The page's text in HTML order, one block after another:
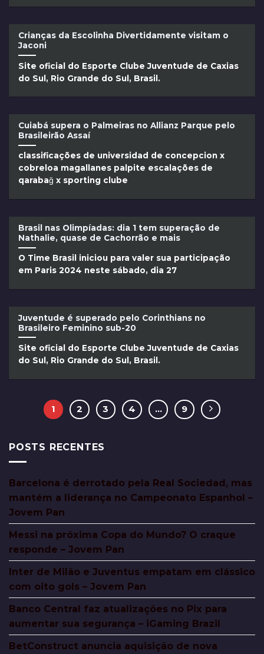
Crianças da Escolinha Divertidamente visitam o
Jaconi
Site oficial do Esporte Clube Juventude de Caxias
do Sul, Rio Grande do Sul, Brasil.
Cuiabá supera o Palmeiras no Allianz Parque pelo
Brasileirão Assaí
classificações de universidad de concepcion x
cobreloa magallanes palpite escalações de
qarabağ x sporting clube
Brasil nas Olimpíadas: dia 1 tem superação de
Nathalie, quase de Cachorrão e mais
O Time Brasil iniciou para valer sua participação
em Paris 2024 neste sábado, dia 27
Juventude é superado pelo Corinthians no
Brasileiro Feminino sub-20
Site oficial do Esporte Clube Juventude de Caxias
do Sul, Rio Grande do Sul, Brasil.
1 2 3 4 … 9
POSTS RECENTES
Barcelona é derrotado pela Real Sociedad, mas
mantém a liderança no Campeonato Espanhol –
Jovem Pan
Messi na próxima Copa do Mundo? O craque
responde – Jovem Pan
Inter de Milão e Juventus empatam em clássico
com oito gols – Jovem Pan
Banco Central faz atualizações no Pix para
aumentar sua segurança – iGaming Brazil
BetConstruct anuncia aquisição de nova